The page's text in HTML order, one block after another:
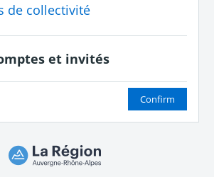
de collectivité
et invités